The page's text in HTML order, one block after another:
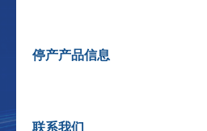
停产产品信息
联系我们